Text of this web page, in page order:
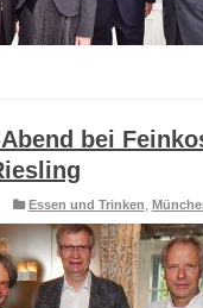
bei
Essen und Trinken